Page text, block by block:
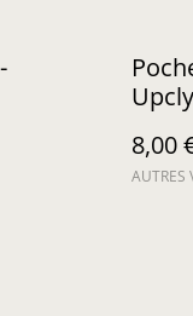
8,00
AUTRES